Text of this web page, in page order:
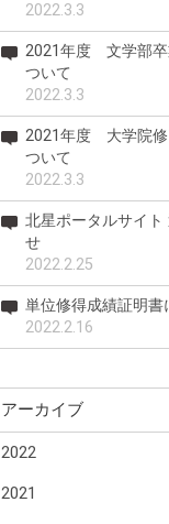
2022.3.3
2021年度 文学部卒
ついて
2022.3.3
2021年度 大学院修
ついて
2022.3.3
北星ポータルサイト
せ
2022.2.25
単位修得成績証明書
2022.2.16
アーカイブ
2022
2021